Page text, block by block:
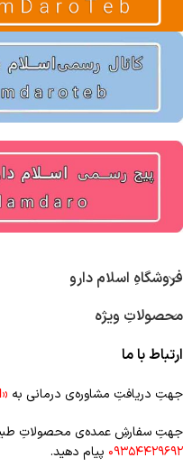
فروشگاهِ اسلام دارو
محصولاتِ ویژه
ارتباط با ما
جهتِ دریافتِ مشاوره‌ی درمانی به
جهتِ سفارشِ عمده‌‌ی محصولاتِ
۰۹۳۵۴۴۲۹۶۹۲ پیام دهید.